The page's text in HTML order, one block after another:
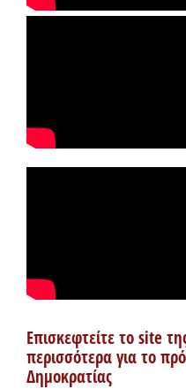
Επισκεφτείτε το site
περισσότερα για το
Δημοκρατίας